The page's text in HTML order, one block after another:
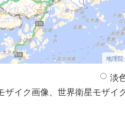
地理
淡
イク画像、世界衛星モザイ